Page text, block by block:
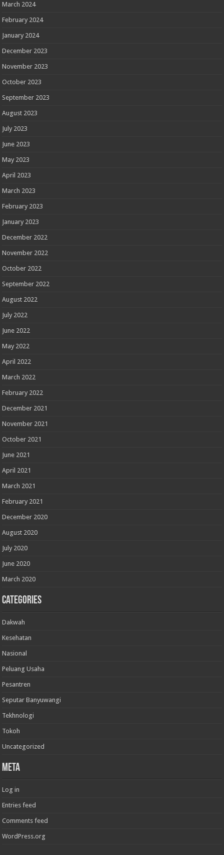
March 2024
February 2024
January 2024
December 2023
November 2023
October 2023
September 2023
August 2023
July 2023
June 2023
May 2023
April 2023
March 2023
February 2023
January 2023
December 2022
November 2022
October 2022
September 2022
August 2022
July 2022
June 2022
May 2022
April 2022
March 2022
February 2022
December 2021
November 2021
October 2021
June 2021
April 2021
March 2021
February 2021
December 2020
August 2020
July 2020
June 2020
March 2020
Categories
Dakwah
Kesehatan
Nasional
Peluang Usaha
Pesantren
Seputar Banyuwangi
Tekhnologi
Tokoh
Uncategorized
Meta
Log in
Entries feed
Comments feed
WordPress.org